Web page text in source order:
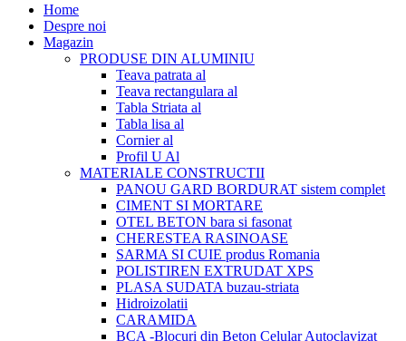
Home
Despre noi
Magazin
PRODUSE DIN ALUMINIU
Teava patrata al
Teava rectangulara al
Tabla Striata al
Tabla lisa al
Cornier al
Profil U Al
MATERIALE CONSTRUCTII
PANOU GARD BORDURAT sistem complet
CIMENT SI MORTARE
OTEL BETON bara si fasonat
CHERESTEA RASINOASE
SARMA SI CUIE produs Romania
POLISTIREN EXTRUDAT XPS
PLASA SUDATA buzau-striata
Hidroizolatii
CARAMIDA
BCA -Blocuri din Beton Celular Autoclavizat